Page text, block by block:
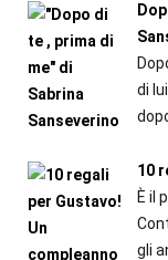
di
10
È il
gli